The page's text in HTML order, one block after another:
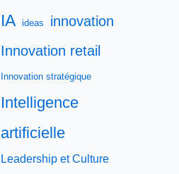
IA ideas
innovation
Innovation retail
Innovation stratégique
Intelligence
artificielle
Leadership et Culture